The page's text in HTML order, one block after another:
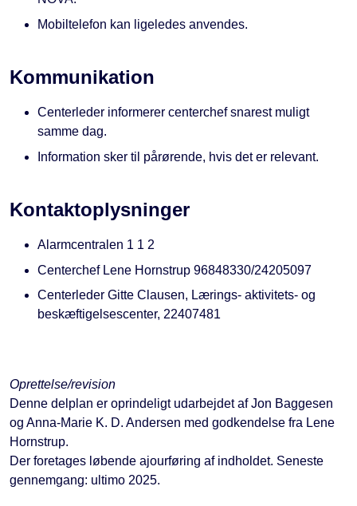
Mobiltelefon kan ligeledes anvendes.
Kommunikation
Centerleder informerer centerchef snarest muligt
samme dag.
Information sker til pårørende, hvis det er relevant.
Kontaktoplysninger
Alarmcentralen 1 1 2
Centerchef Lene Hornstrup 96848330/24205097
Centerleder Gitte Clausen, Lærings- aktivitets- og
beskæftigelsescenter, 22407481
Oprettelse/revision
Denne delplan er oprindeligt udarbejdet af Jon Baggesen
og Anna-Marie K. D. Andersen med godkendelse fra Lene
Hornstrup.
Der foretages løbende ajourføring af indholdet. Seneste
gennemgang: ultimo 2025.